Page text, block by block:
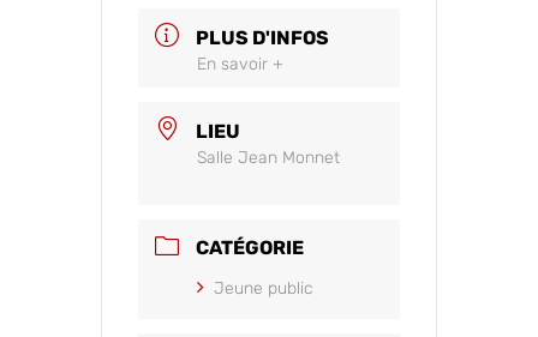
PLUS D'INFOS
En savoir +
LIEU
Salle Jean Monnet
CATÉGORIE
Jeune public